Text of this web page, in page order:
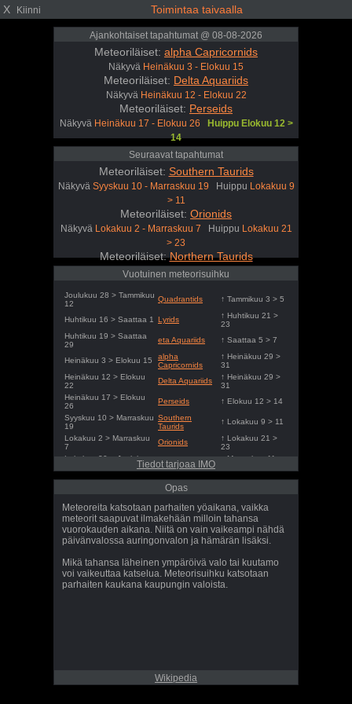
X Kiinni Toimintaa taivaalla
Ajankohtaiset tapahtumat @ 08-08-2026
Meteoriläiset: alpha Capricornids
Näkyvä Heinäkuu 3 - Elokuu 15
Meteoriläiset: Delta Aquariids
Näkyvä Heinäkuu 12 - Elokuu 22
Meteoriläiset: Perseids
Näkyvä Heinäkuu 17 - Elokuu 26
Huippu Elokuu 12 >
14
Seuraavat tapahtumat
Meteoriläiset: Southern Taurids
Näkyvä Syyskuu 10 - Marraskuu 19 Huippu Lokakuu 9
> 11
Meteoriläiset: Orionids
Näkyvä Lokakuu 2 - Marraskuu 7 Huippu Lokakuu 21
> 23
Meteoriläiset:Northern Taurids
Lokakuu 20 - Joulukuu 9Huippu
Vuotuinen meteorisuihku
Joulukuu 28 > Tammikuu
12
Quadrantids ↑ Tammikuu 3 > 5
Huhtikuu 16 > Saattaa 1 Lyrids
↑ Huhtikuu 21 >
23
Huhtikuu 19 > Saattaa
29
eta Aquariids ↑ Saattaa 5 > 7
Heinäkuu 3 > Elokuu 15
alpha
Capricornids
↑ Heinäkuu 29 >
31
Heinäkuu 12 > Elokuu
22
Delta Aquariids
↑ Heinäkuu 29 >
31
Heinäkuu 17 > Elokuu
26
Perseids
↑ Elokuu 12 > 14
Syyskuu 10 > Marraskuu
19
Southern
Taurids
↑ Lokakuu 9 > 11
Lokakuu 2 > Marraskuu
7
Orionids
↑ Lokakuu 21 >
23
Lokakuu 20 > Joulukuu
Northern Taurids
↑ Marraskuu 11 >
Marraskuu 6 > Joulukuu
Leonids
↑ Marraskuu 16 >
18
Geminids
15
Joulukuu 17 > Joulukuu
27
Ursids
↑ Joulukuu 21 >
23
Tiedot tarjoaa IMO
Opas
Meteoreita katsotaan parhaiten yöaikana, vaikka
meteorit saapuvat ilmakehään milloin tahansa
vuorokauden aikana. Niitä on vain vaikeampi nähdä
päivänvalossa auringonvalon ja hämärän lisäksi.
Mikä tahansa läheinen ympäröivä valo tai kuutamo
voi vaikeuttaa katselua. Meteorisuihku katsotaan
parhaiten kaukana kaupungin valoista.
Wikipedia